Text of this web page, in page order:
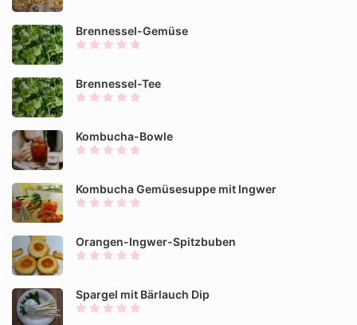
Brennessel-Gemüse
Brennessel-Tee
Kombucha-Bowle
Kombucha Gemüsesuppe mit Ingwer
Orangen-Ingwer-Spitzbuben
Spargel mit Bärlauch Dip